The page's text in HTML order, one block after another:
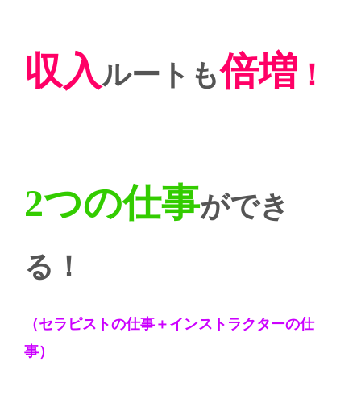
収入ルートも倍増 ！
2つの仕事ができ
る！
（セラピストの仕事＋インストラクターの仕
事）